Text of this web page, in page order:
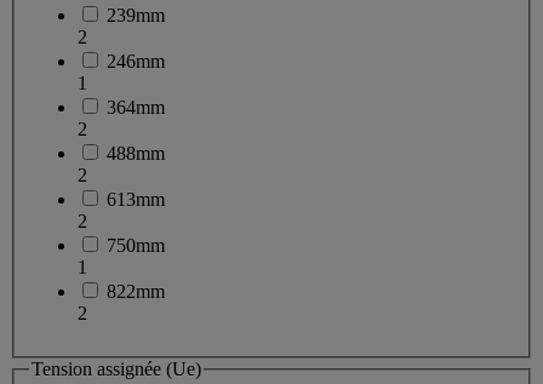
239mm
2
246mm
1
364mm
2
488mm
2
613mm
2
750mm
1
822mm
2
Tension assignée (Ue)